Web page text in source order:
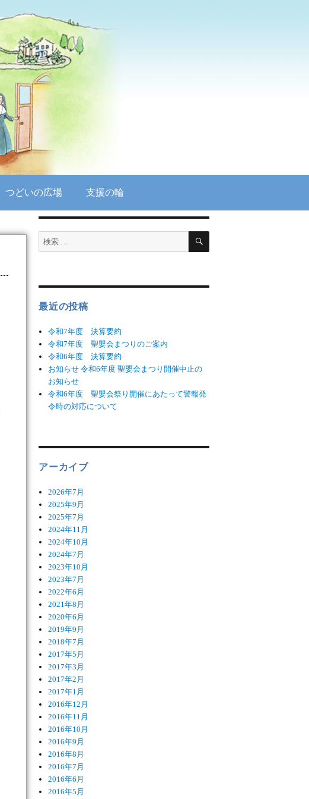
つどいの広場 支援の輪
最近の投稿
令和7年度 決算要約
令和7年度 聖嬰会まつりのご案内
令和6年度 決算要約
お知らせ 令和6年度 聖嬰会まつり開催中止の
お知らせ
令和6年度 聖嬰会祭り開催にあたって警報発
令時の対応について
アーカイブ
2026年7月
2025年9月
2025年7月
2024年11月
2024年10月
2024年7月
2023年10月
2023年7月
2022年6月
2021年8月
2020年6月
2019年9月
2018年7月
2017年5月
2017年3月
2017年2月
2017年1月
2016年12月
2016年11月
2016年10月
2016年9月
2016年8月
2016年7月
2016年6月
2016年5月